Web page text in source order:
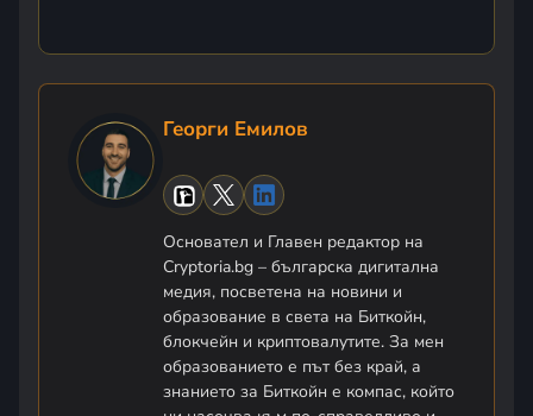
Георги Емилов
Основател и Главен редактор на
Cryptoria.bg – българска дигитална
медия, посветена на новини и
образование в света на Биткойн,
блокчейн и криптовалутите. За мен
образованието е път без край, а
знанието за Биткойн е компас, който